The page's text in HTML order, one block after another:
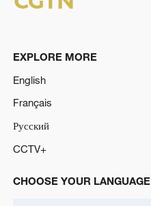
EXPLORE MORE
English
Français
Русский
CCTV+
CHOOSE YOUR LANGUAGE